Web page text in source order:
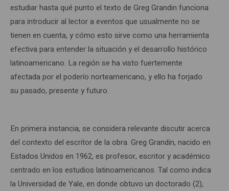
estudiar hasta qué punto el texto de Greg Grandin funciona
para introducir al lector a eventos que usualmente no se
tienen en cuenta, y cómo esto sirve como una herramienta
efectiva para entender la situación y el desarrollo histórico
latinoamericano. La región se ha visto fuertemente
afectada por el poderío norteamericano, y ello ha forjado
su pasado, presente y futuro.
En primera instancia, se considera relevante discutir acerca
del contexto del escritor de la obra. Greg Grandin, nacido en
Estados Unidos en 1962, es profesor, escritor y académico
centrado en los estudios latinoamericanos. Tal como indica
la Universidad de Yale, en donde obtuvo un doctorado (2),